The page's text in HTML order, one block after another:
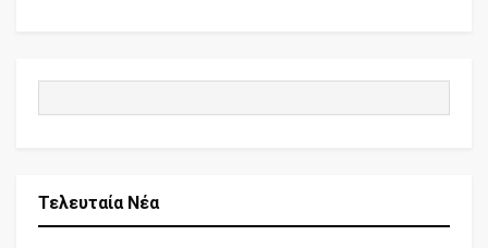
Τελευταία Νέα